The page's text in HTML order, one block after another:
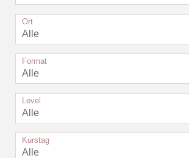
Ort
Alle
Format
Alle
Level
Alle
Kurstag
Alle